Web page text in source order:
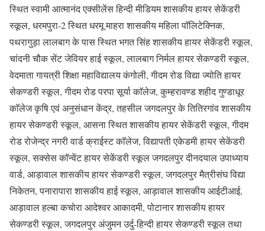
स्थित स्वामी आत्मानंद एक्सीलेंस हिन्दी मीडियम शासकीय हायर सेकेंडरी
स्कूल, धरमपुरा-2 स्थित धरमू माहरा शासकीय महिला पॉलिटेक्निक,
पथरागुड़ा लालबाग के पास स्थित भगत सिंह शासकीय हायर सेकेंडरी स्कूल,
चांदनी चौक सेंट जेवियर हाई स्कूल, लालबाग निर्मल हायर सेकण्डरी स्कूल,
वेदमाता गायत्री शिक्षा महाविद्यालय कंगोली, गीदम रोड विद्या ज्योति हायर
सेकण्डरी स्कूल, गीदम रोड परपा सूर्या काॅलेज, कुम्हरावण्ड शहीद गुण्डाधूर
काॅलेज कृषि एवं अनुसंधान केंद्र, तहसील जगदलपुर के तितिरगांव शासकीय
हायर सेकण्डरी स्कूल, आसना स्थित शासकीय हायर सेकेंडरी स्कूल, गीदम
रोड रोजेन्द्र नगरी वार्ड क्राईस्ट काॅलेज, विद्यापती एकेडमी हायर सेकेंडरी
स्कूल, सक्सेस कॉन्वेंट हायर सेकेंडरी स्कूल जगदलपुर दीनदयाल उपाध्याय
वार्ड, आड़ावाल शासकीय हायर सेकण्डरी स्कूल, जगदलपुर मैत्रीसंघ विद्या
निकेतन, पनारापारा शासकीय हाई स्कूल, आड़ावाल शासकीय आईटीआई,
आड़ावाल हल्बा कचोरा आदेश्वर आकादमी, पोटानार शासकीय हायर
सेकण्डरी स्कूल, जगदलपुर अंजुमन उर्दु-हिन्दी हायर सेकण्डरी स्कूल तथा